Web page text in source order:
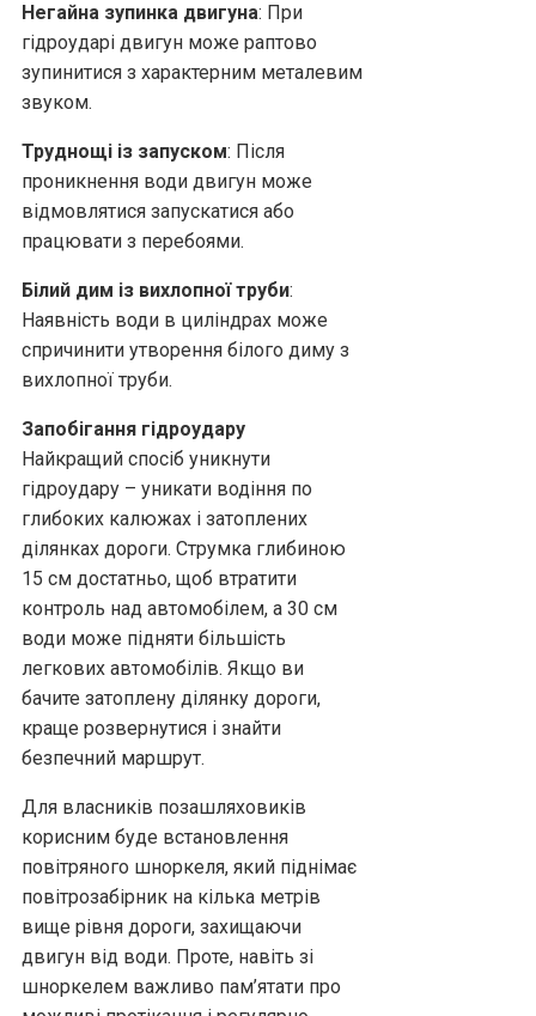
Негайна зупинка двигуна: При
гідроударі двигун може раптово
зупинитися з характерним металевим
звуком.
Труднощі із запуском: Після
проникнення води двигун може
відмовлятися запускатися або
працювати з перебоями.
Білий дим із вихлопної труби:
Наявність води в циліндрах може
спричинити утворення білого диму з
вихлопної труби.
Запобігання гідроудару
Найкращий спосіб уникнути
гідроудару – уникати водіння по
глибоких калюжах і затоплених
ділянках дороги. Струмка глибиною
15 см достатньо, щоб втратити
контроль над автомобілем, а 30 см
води може підняти більшість
легкових автомобілів. Якщо ви
бачите затоплену ділянку дороги,
краще розвернутися і знайти
безпечний маршрут.
Для власників позашляховиків
корисним буде встановлення
повітряного шноркеля, який піднімає
повітрозабірник на кілька метрів
вище рівня дороги, захищаючи
двигун від води. Проте, навіть зі
шноркелем важливо пам’ятати про